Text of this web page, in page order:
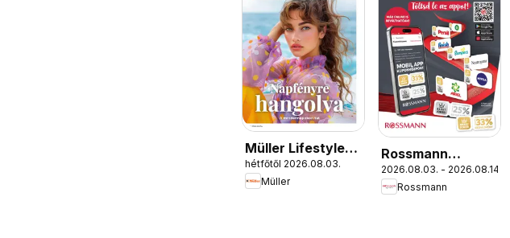
Müller Lifestyle
magazin
hétfőtől 2026.08.03.
Müller
Rossmann
Szórólap
2026.08.03. - 2026.08.14.
Rossmann